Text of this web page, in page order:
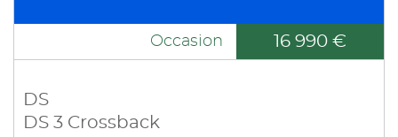
Occasion 16 990 €
DS
DS 3 Crossback